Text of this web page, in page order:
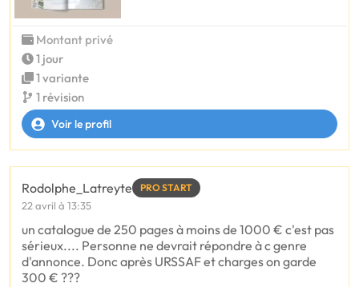
Montant privé
1 jour
1 variante
1 révision
Voir le profil
Rodolphe_Latreyte PRO START
22 avril à 13:35
un catalogue de 250 pages à moins de 1000 € c'est pas
sérieux.... Personne ne devrait répondre à c genre
d'annonce. Donc après URSSAF et charges on garde
300 € ???